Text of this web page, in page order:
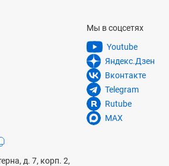
д. 7, корп. 2,
Мы в соцсетях
Youtube
Яндекс.Дзен
Вконтакте
Telegram
Rutube
MAX